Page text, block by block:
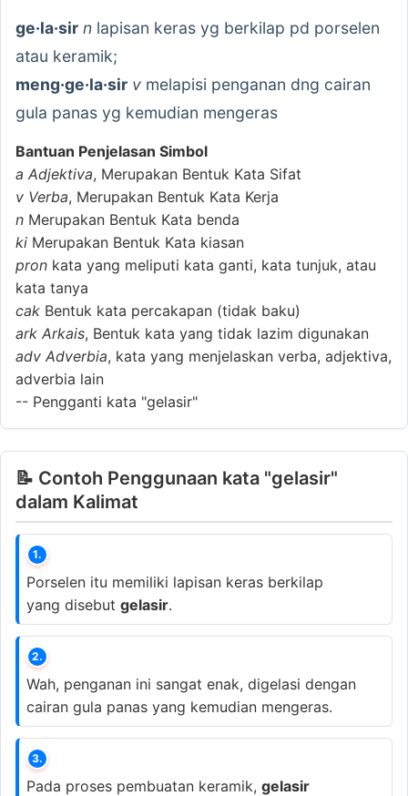
ge·la·sir n lapisan keras yg berkilap pd porselen
atau keramik;
meng·ge·la·sir v melapisi penganan dng cairan
gula panas yg kemudian mengeras
Bantuan Penjelasan Simbol
a Adjektiva, Merupakan Bentuk Kata Sifat
v Verba, Merupakan Bentuk Kata Kerja
n Merupakan Bentuk Kata benda
ki Merupakan Bentuk Kata kiasan
pron kata yang meliputi kata ganti, kata tunjuk, atau
kata tanya
cak Bentuk kata percakapan (tidak baku)
ark Arkais, Bentuk kata yang tidak lazim digunakan
adv Adverbia, kata yang menjelaskan verba, adjektiva,
adverbia lain
-- Pengganti kata "gelasir"
📝 Contoh Penggunaan kata "gelasir"
dalam Kalimat
1.
Porselen itu memiliki lapisan keras berkilap
yang disebut gelasir.
2.
Wah, penganan ini sangat enak, digelasi dengan
cairan gula panas yang kemudian mengeras.
3.
Pada proses pembuatan keramik, gelasir